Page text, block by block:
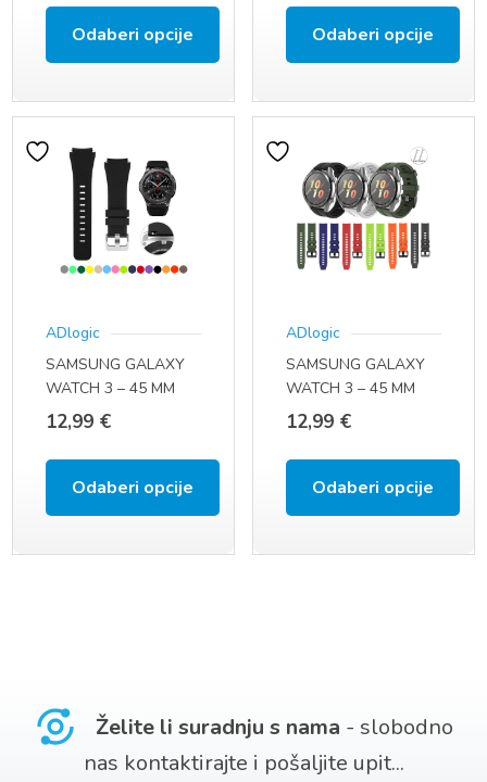
proizvoda
proizvoda
Odaberi opcije
proizvod
ima
više
varijanti.
Opcije
mogu
odabrati
na
proizvoda
Odaberi opcije
proizvod
ima
više
varijanti.
Opcije
mogu
odabrati
na
proizvoda
ADlogic
SAMSUNG GALAXY
WATCH 3 – 45 MM
(SM-R840 / SM-R845F
/ SM-R845U) (22 MM)
12,99 €
Odaberi opcije
Opcije
ADlogic
SAMSUNG GALAXY
WATCH 3 – 45 MM
(SM-R840 / SM-R845F
/ SM-R845U) (22 MM)
12,99 €
Odaberi opcije
Opcije
se
Želite li suradnju s nama - slobodno
nas kontaktirajte i pošaljite upit...